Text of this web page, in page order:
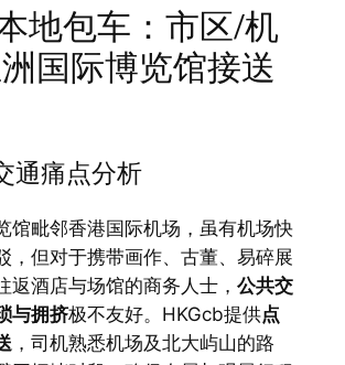
地包车：市区/机
国际博览馆接送
通痛点分析
馆毗邻香港国际机场，虽有机场快
，但对于携带画作、古董、易碎展
返酒店与场馆的商务人士， 公共交
与拥挤极不友好。HKGcb提供点
，司机熟悉机场及北大屿山的路